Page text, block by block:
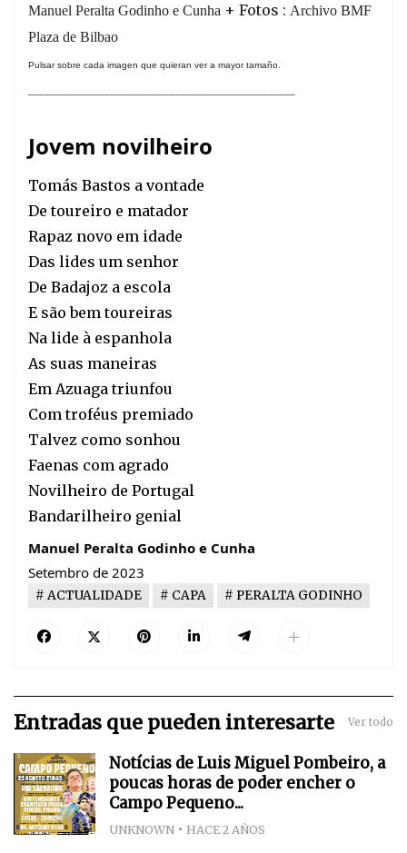
Manuel Peralta Godinho e Cunha + Fotos : Archivo BMF
Plaza de Bilbao
Pulsar sobre cada imagen que quieran ver a mayor tamaño.
Jovem novilheiro
Tomás Bastos a vontade
De toureiro e matador
Rapaz novo em idade
Das lides um senhor
De Badajoz a escola
E são bem toureiras
Na lide à espanhola
As suas maneiras
Em Azuaga triunfou
Com troféus premiado
Talvez como sonhou
Faenas com agrado
Novilheiro de Portugal
Bandarilheiro genial
Manuel Peralta Godinho e Cunha
Setembro de 2023
ACTUALIDADE CAPA PERALTA GODINHO
Entradas que pueden interesarte Ver todo
Notícias de Luis Miguel Pombeiro, a
poucas horas de poder encher o
Campo Pequeno...
UNKNOWN HACE 2 AÑOS